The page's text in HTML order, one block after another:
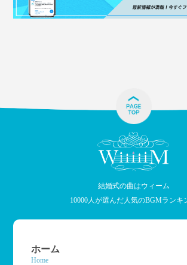
結婚式の曲はウィーム
10000人が選んだ人気のBGMランキ
ホーム
Home